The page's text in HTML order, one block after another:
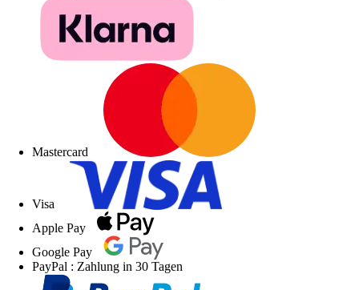
Mastercard
Visa
Apple Pay
Google Pay
PayPal : Zahlung in 30 Tagen